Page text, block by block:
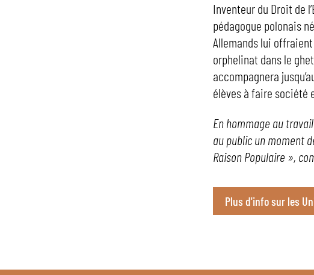
Inventeur du Droit de
pédagogue polonais
Allemands lui
orphelinat dans le
accompagnera
élèves à faire société
En hommage au
au public un moment
Raison Populaire »,
Plus d'info sur les